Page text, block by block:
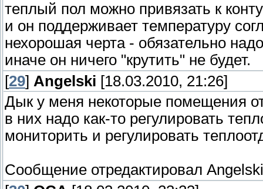
теплый пол можно привязать к
и он поддерживает температуру
нехорошая черта - обязательно
иначе он ничего "крутить" не будет.
[29] Angelski [18.03.2010, 21:26]
Дык у меня некоторые помещения
в них надо как-то регулировать
мониторить и регулировать
Сообщение отредактировал Angelski